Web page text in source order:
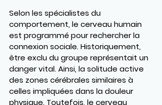
Selon les spécialistes du
comportement, le cerveau humain
est programmé pour rechercher la
connexion sociale. Historiquement,
être exclu du groupe représentait un
danger vital. Ainsi, la solitude active
des zones cérébrales similaires à
celles impliquées dans la douleur
physique. Toutefois, le cerveau